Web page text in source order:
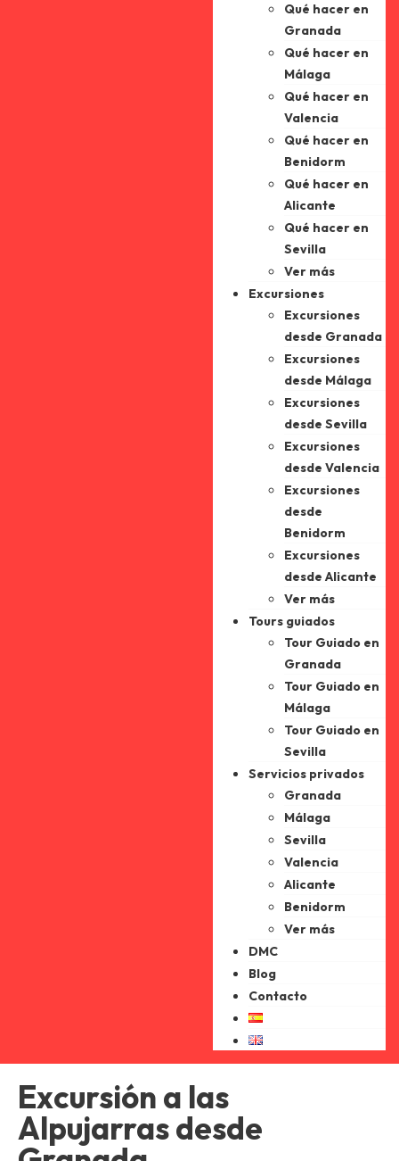
Qué hacer en
Granada
Qué hacer en
Málaga
Qué hacer en
Valencia
Qué hacer en
Benidorm
Qué hacer en
Alicante
Qué hacer en
Sevilla
Ver más
Excursiones
Excursiones
desde Granada
Excursiones
desde Málaga
Excursiones
desde Sevilla
Excursiones
desde Valencia
Excursiones
desde
Benidorm
Excursiones
desde Alicante
Ver más
Tours guiados
Tour Guiado en
Granada
Tour Guiado en
Málaga
Tour Guiado en
Sevilla
Servicios privados
Granada
Málaga
Sevilla
Valencia
Alicante
Benidorm
Ver más
DMC
Blog
Contacto
Excursión a las
Alpujarras desde